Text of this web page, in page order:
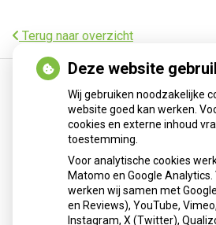
Terug naar overzicht
Deze website
Wij gebruiken noodzakelijke
website goed kan werken.
cookies en externe inhoud
toestemming.
Voor analytische cookies
Matomo en Google
werken wij samen met
en Reviews), YouTube,
Instagram, X (Twitter),